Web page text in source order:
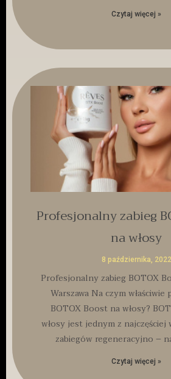
Czytaj więcej »
Profesjonalny zabieg
na włosy
8 października, 2022
Profesjonalny zabieg BOTOX
Warszawa Na czym właściwie
BOTOX Boost na włosy?
włosy jest jednym z
zabiegów regeneracyjno –
Czytaj więcej »